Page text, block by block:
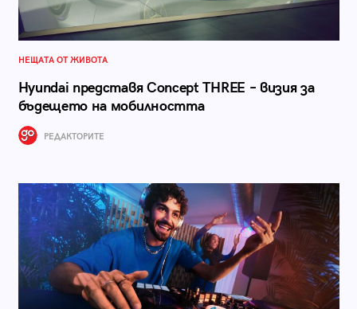
НЕЩАТА ОТ ЖИВОТА
Hyundai представя Concept THREE – визия за
бъдещето на мобилността
РЕДАКТОРИТЕ